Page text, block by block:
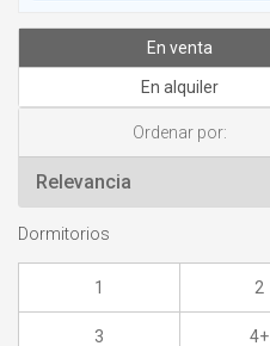
En venta
En alquiler
Ordenar por:
Dormitorios
1 2
3 4+